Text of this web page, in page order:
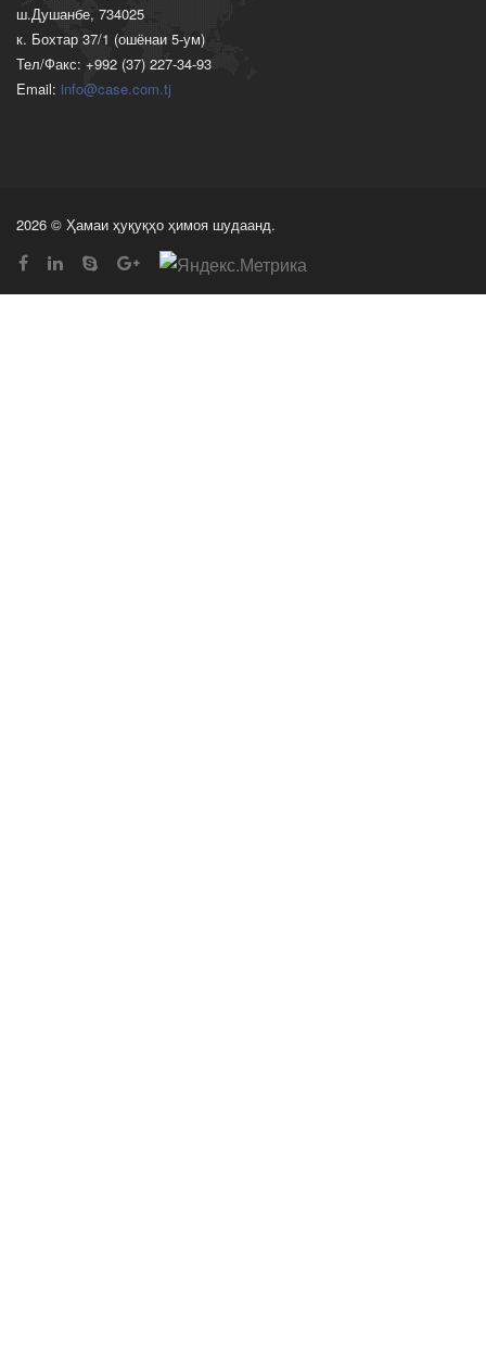
ш.Душанбе, 734025
к. Бохтар 37/1 (ошёнаи 5-ум)
Тел/Факс: +992 (37) 227-34-93
Email: info@case.com.tj
2026 © Ҳамаи ҳуқуқҳо ҳимоя шудаанд.